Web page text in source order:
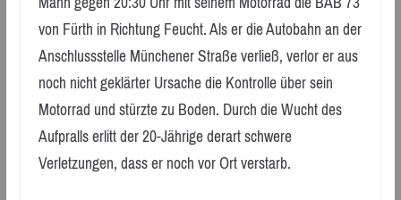
von Fürth in Richtung Feucht. Als er die Autobahn an der
Anschlussstelle Münchener Straße verließ, verlor er aus
noch nicht geklärter Ursache die Kontrolle über sein
Motorrad und stürzte zu Boden. Durch die Wucht des
Aufpralls erlitt der 20-Jährige derart schwere
Verletzungen, dass er noch vor Ort verstarb.